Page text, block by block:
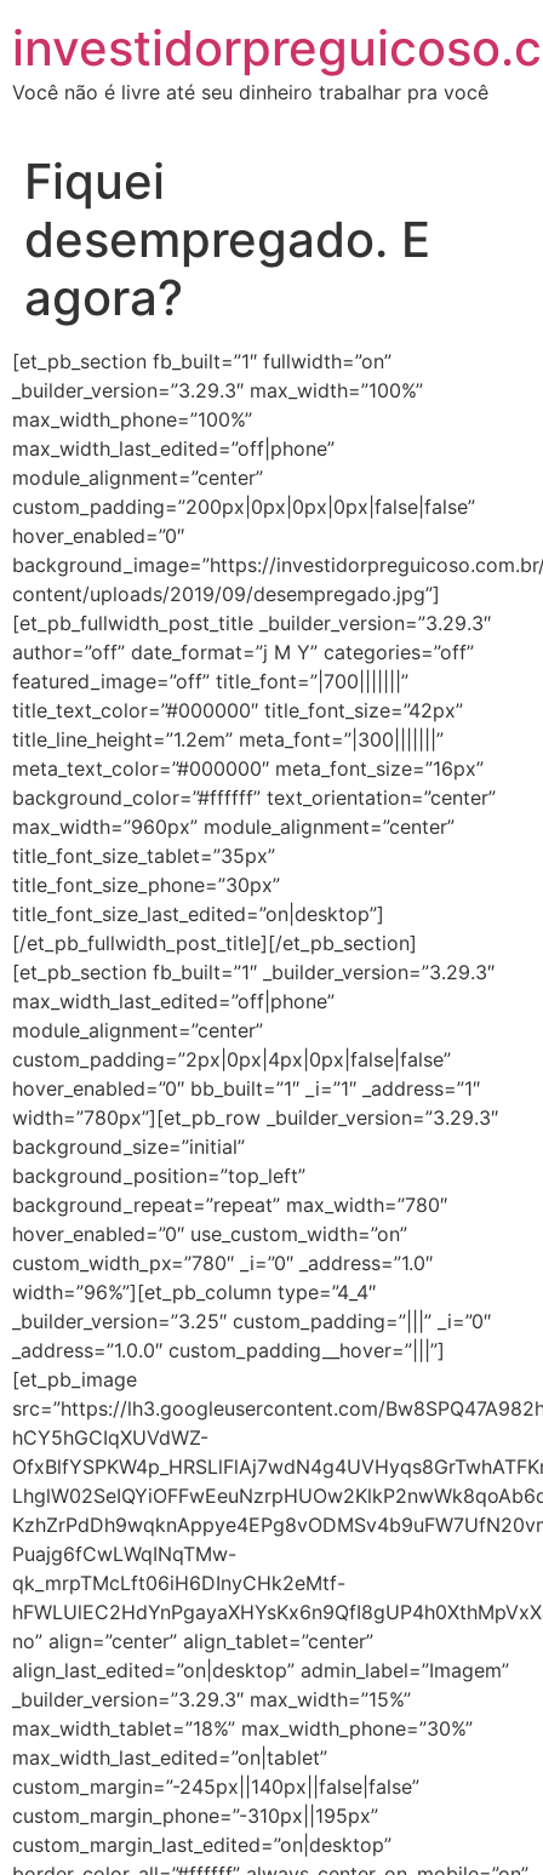
Você não é livre até seu dinheiro trabalhar pra você
Fiquei
desempregado. E
agora?
[et_pb_section fb_built=”1″ fullwidth=”on”
_builder_version=”3.29.3″ max_width=”100%”
max_width_phone=”100%”
max_width_last_edited=”off|phone”
module_alignment=”center”
custom_padding=”200px|0px|0px|0px|false|false”
hover_enabled=”0″
background_image=”https://
content/uploads/2019/09/desempregado.jpg”]
[et_pb_fullwidth_post_title _builder_version=”3.29.3″
author=”off” date_format=”j M Y” categories=”off”
featured_image=”off” title_font=”|700|||||||”
title_text_color=”#000000″ title_font_size=”42px”
title_line_height=”1.2em” meta_font=”|300|||||||”
meta_text_color=”#000000″ meta_font_size=”16px”
background_color=”#ffffff” text_orientation=”center”
max_width=”960px” module_alignment=”center”
title_font_size_tablet=”35px”
title_font_size_phone=”30px”
title_font_size_last_edited=”on|desktop”]
[/et_pb_fullwidth_post_title][/et_pb_section]
[et_pb_section fb_built=”1″ _builder_version=”3.29.3″
max_width_last_edited=”off|phone”
module_alignment=”center”
custom_padding=”2px|0px|4px|0px|false|false”
hover_enabled=”0″ bb_built=”1″ _i=”1″ _address=”1″
width=”780px”][et_pb_row _builder_version=”3.29.3″
background_size=”initial”
background_position=”top_left”
background_repeat=”repeat” max_width=”780″
hover_enabled=”0″ use_custom_width=”on”
custom_width_px=”780″ _i=”0″ _address=”1.0″
width=”96%”][et_pb_column type=”4_4″
_builder_version=”3.25″ custom_padding=”|||” _i=”0″
_address=”1.0.0″ custom_padding__hover=”|||”]
[et_pb_image
src=”https://lh3.googleusercontent.com/
hCY5hGCIqXUVdWZ-
Puajg6fCwLWqINqTMw-
qk_mrpTMcLft06iH6DInyCHk2eMtf-
no” align=”center” align_tablet=”center”
align_last_edited=”on|desktop” admin_label=”Imagem”
_builder_version=”3.29.3″ max_width=”15%”
max_width_tablet=”18%” max_width_phone=”30%”
max_width_last_edited=”on|tablet”
custom_margin=”-245px||140px||false|false”
custom_margin_phone=”-310px||195px”
custom_margin_last_edited=”on|desktop”